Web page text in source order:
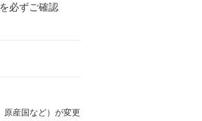
必ずご確認
原産国など）が変更